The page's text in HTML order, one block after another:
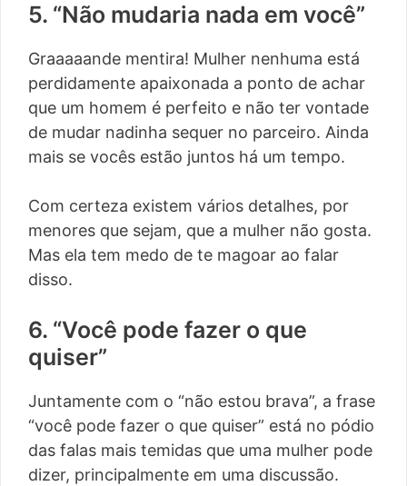
5. “Não mudaria nada em você”
Graaaaande mentira! Mulher nenhuma está
perdidamente apaixonada a ponto de achar
que um homem é perfeito e não ter vontade
de mudar nadinha sequer no parceiro. Ainda
mais se vocês estão juntos há um tempo.
Com certeza existem vários detalhes, por
menores que sejam, que a mulher não gosta.
Mas ela tem medo de te magoar ao falar
disso.
6. “Você pode fazer o que
quiser”
Juntamente com o “não estou brava”, a frase
“você pode fazer o que quiser” está no pódio
das falas mais temidas que uma mulher pode
dizer, principalmente em uma discussão.